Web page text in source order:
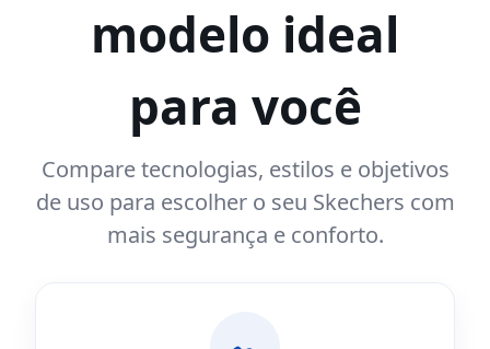
modelo ideal
para você
Compare tecnologias, estilos e objetivos
de uso para escolher o seu Skechers com
mais segurança e conforto.